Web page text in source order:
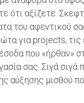
ότι αξίζετε.
του αφεντικού
για projects, τις
που «ήρθαν»
σας. Σιγά
αύξησης μισθού